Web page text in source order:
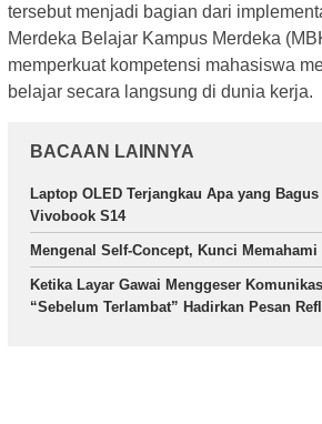
tersebut menjadi bagian dari
Merdeka Belajar Kampus Merdeka
memperkuat kompetensi mahasiswa
belajar secara langsung di dunia kerja.
BACAAN LAINNYA
Laptop OLED Terjangkau Apa yang
Vivobook S14
Mengenal Self-Concept, Kunci
Ketika Layar Gawai Menggeser
“Sebelum Terlambat” Hadirkan Pesan